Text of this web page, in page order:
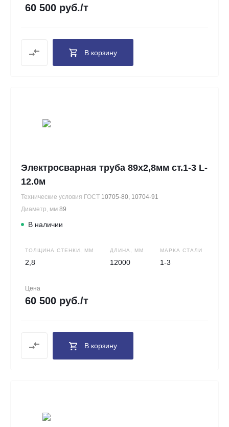
60 500 руб./т
В корзину
Электросварная труба 89х2,8мм ст.1-3 L-
12.0м
Технические условия ГОСТ 10705-80, 10704-91
Диаметр, мм 89
В наличии
ТОЛЩИНА СТЕНКИ, ММ
2,8
ДЛИНА, ММ
12000
МАРКА СТАЛИ
1-3
Цена
60 500 руб./т
В корзину